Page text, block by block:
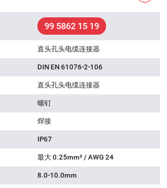
99 5862 15 19
直头孔头电缆连接器
DIN EN 61076-2-106
直头孔头电缆连接器
螺钉
焊接
IP67
最大 0.25mm² / AWG 24
8.0-10.0mm